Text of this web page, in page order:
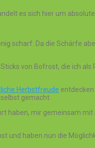
es sich hier um absolute
scharf. Da die Schärfe
von Bofrost, die ich als
Herbstfreude
gemacht.
haben, mir gemeinsam
und haben nun die